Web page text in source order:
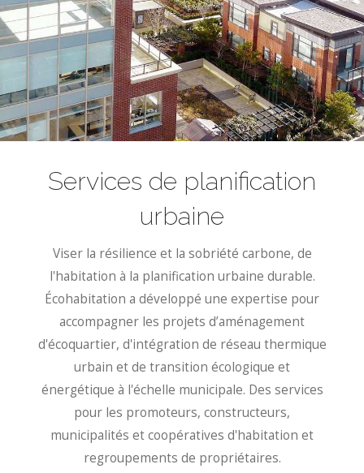
Services de planification
urbaine
Viser la résilience et la sobriété carbone, de
l'habitation à la planification urbaine durable.
Écohabitation a développé une expertise pour
accompagner les projets d’aménagement
d'écoquartier, d'intégration de réseau thermique
urbain et de transition écologique et
énergétique à l'échelle municipale. Des services
pour les promoteurs, constructeurs,
municipalités et coopératives d'habitation et
regroupements de propriétaires.